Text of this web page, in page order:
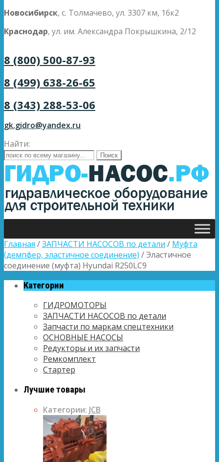
Новосибирск, с. Толмачево, ул. 3307 км, 16к2
Краснодар, ул. им. Александра Покрышкина, 2/12
8 (800) 500-87-93
8 (499) 638-26-65
8 (343) 288-53-06
gk.gidro@yandex.ru
Найти:
Главная /ЗАПЧАСТИ НАСОСОВ по детали / Муфта
(демпфер, эластичное соединение) / Эластичное
соединение (муфта) Hyundai R250LC9
Категории
ГИДРОМОТОРЫ
ЗАПЧАСТИ НАСОСОВ по детали
Запчасти по маркам спецтехники
ОСНОВНЫЕ НАСОСЫ
Редукторы и их запчасти
Ремкомплект
Стартер
Лучшие товары
Категории: JCB